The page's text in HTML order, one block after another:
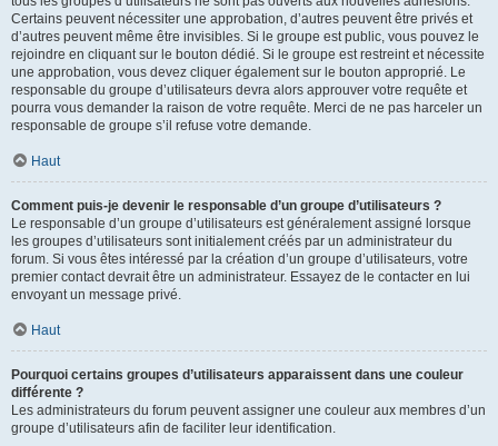
Certains peuvent nécessiter une approbation, d’autres peuvent être privés et
d’autres peuvent même être invisibles. Si le groupe est public, vous pouvez le
rejoindre en cliquant sur le bouton dédié. Si le groupe est restreint et nécessite
une approbation, vous devez cliquer également sur le bouton approprié. Le
responsable du groupe d’utilisateurs devra alors approuver votre requête et
pourra vous demander la raison de votre requête. Merci de ne pas harceler un
responsable de groupe s’il refuse votre demande.
Haut
Comment puis-je devenir le responsable d’un groupe d’utilisateurs ?
Le responsable d’un groupe d’utilisateurs est généralement assigné lorsque
les groupes d’utilisateurs sont initialement créés par un administrateur du
forum. Si vous êtes intéressé par la création d’un groupe d’utilisateurs, votre
premier contact devrait être un administrateur. Essayez de le contacter en lui
envoyant un message privé.
Haut
Pourquoi certains groupes d’utilisateurs apparaissent dans une couleur
différente ?
Les administrateurs du forum peuvent assigner une couleur aux membres d’un
groupe d’utilisateurs afin de faciliter leur identification.